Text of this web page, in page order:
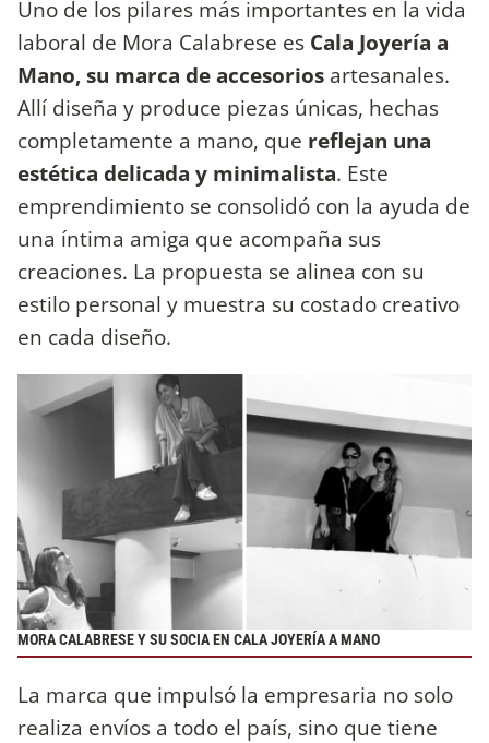
Uno de los pilares más importantes en la vida
laboral de Mora Calabrese es Cala Joyería a
Mano, su marca de accesorios artesanales.
Allí diseña y produce piezas únicas, hechas
completamente a mano, que reflejan una
estética delicada y minimalista. Este
emprendimiento se consolidó con la ayuda de
una íntima amiga que acompaña sus
creaciones. La propuesta se alinea con su
estilo personal y muestra su costado creativo
en cada diseño.
MORA CALABRESE Y SU SOCIA EN CALA JOYERÍA A MANO
La marca que impulsó la empresaria no solo
realiza envíos a todo el país, sino que tiene